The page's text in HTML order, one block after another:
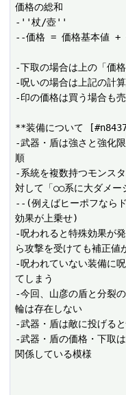
価格の総和
-''杖/壺''
--価格 = 価格基本値 +
-下取の場合は上の「価
-呪いの場合は上記の計
-印の価格は買う場合も
**装備について
-武器・盾は強さと強化
順
-系統を複数持つモンス
対して「○○系に大ダメー
--(例えばヒーポフなら
効果が上乗せ)
-呪われると特殊効果が
ら攻撃を受けても補正値
-呪われていない装備に
てしまう
-今回、山彦の盾と分裂
輪は存在しない
-武器・盾は敵に投げる
-武器・盾の価格・下取
関係している模様